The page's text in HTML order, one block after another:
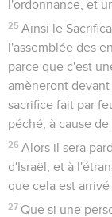
l'ordonnance, et
25 Ainsi le
l'assemblée des
parce que c'est
amèneront
sacrifice fait par
péché, à cause de
26 Alors il sera
d'Israël, et à
que cela est
27 Que si une